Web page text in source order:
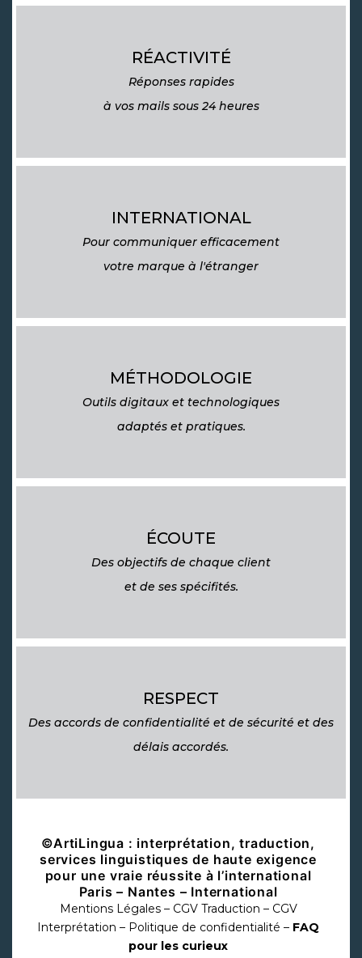
RÉACTIVITÉ
Réponses rapides
à vos mails sous 24 heures
INTERNATIONAL
Pour communiquer efficacement
votre marque à l'étranger
MÉTHODOLOGIE
Outils digitaux et technologiques
adaptés et pratiques.
ÉCOUTE
Des objectifs de chaque client
et de ses spécifités.
RESPECT
Des accords de confidentialité et de sécurité et des
délais accordés.
©ArtiLingua : interprétation, traduction,
services linguistiques de haute exigence
pour une vraie réussite à l’international
Paris – Nantes – International
Mentions Légales– CGV Traduction – CGV
Interprétation – Politique de confidentialité – FAQ
pour les curieux